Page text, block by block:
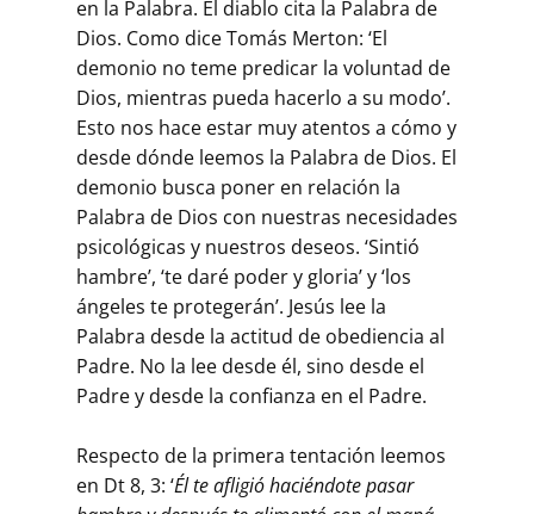
en la Palabra. El diablo cita la Palabra de
Dios. Como dice Tomás Merton: ‘El
demonio no teme predicar la voluntad de
Dios, mientras pueda hacerlo a su modo’.
Esto nos hace estar muy atentos a cómo y
desde dónde leemos la Palabra de Dios. El
demonio busca poner en relación la
Palabra de Dios con nuestras necesidades
psicológicas y nuestros deseos. ‘Sintió
hambre’, ‘te daré poder y gloria’ y ‘los
ángeles te protegerán’. Jesús lee la
Palabra desde la actitud de obediencia al
Padre. No la lee desde él, sino desde el
Padre y desde la confianza en el Padre.
Respecto de la primera tentación leemos
en Dt 8, 3: ‘Él te afligió haciéndote pasar